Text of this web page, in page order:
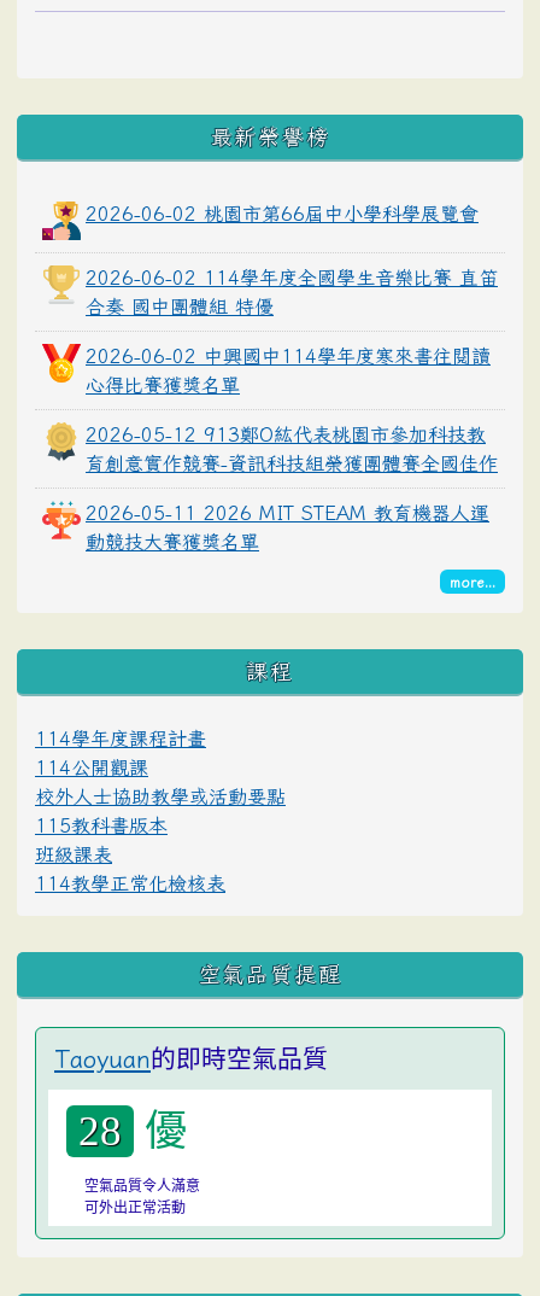
最新榮譽榜
2026-06-02 桃園市第66屆中小學科學展覽會
2026-06-02 114學年度全國學生音樂比賽 直笛
合奏 國中團體組 特優
2026-06-02 中興國中114學年度寒來書往閱讀
心得比賽獲獎名單
2026-05-12 913鄭O紘代表桃園市參加科技教
育創意實作競賽-資訊科技組榮獲團體賽全國佳作
2026-05-11 2026 MIT STEAM 教育機器人運
動競技大賽獲獎名單
more...
課程
114學年度課程計畫
114公開觀課
校外人士協助教學或活動要點
115教科書版本
班級課表
114教學正常化檢核表
空氣品質提醒
Taoyuan的即時空氣品質
28 優
空氣品質令人滿意
可外出正常活動